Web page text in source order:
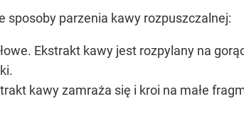
sposoby parzenia kawy rozpuszczalnej:
Ekstrakt kawy jest rozpylany na
kawy zamraża się i kroi na małe